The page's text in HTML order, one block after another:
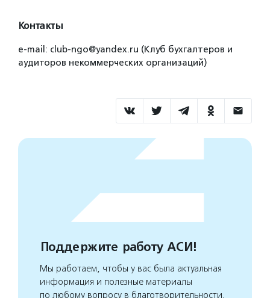
Контакты
e-mail: club-ngo@yandex.ru (Клуб бухгалтеров и
аудиторов некоммерческих организаций)
Поддержите работу АСИ!
Мы работаем, чтобы у вас была актуальная
информация и полезные материалы
по любому вопросу в благотворительности.